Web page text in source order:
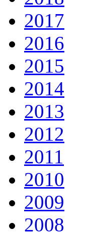
2017
2016
2015
2014
2013
2012
2011
2010
2009
2008